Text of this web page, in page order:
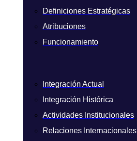
Definiciones Estratégicas
Atribuciones
Funcionamiento
Integración Actual
Integración Histórica
Actividades Institucionales
Relaciones Internacionales